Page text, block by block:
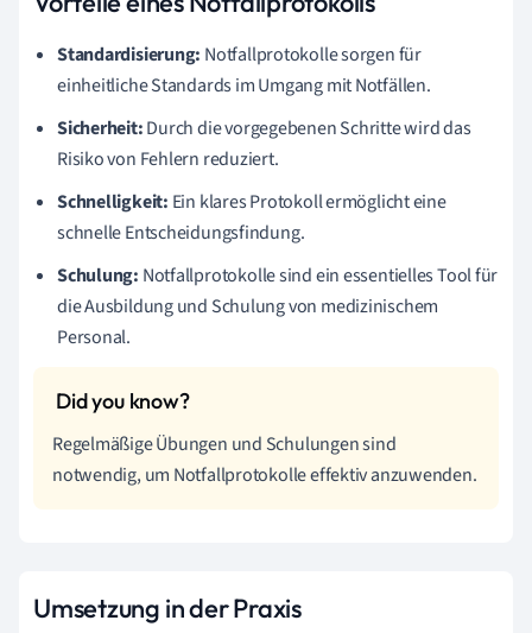
Standardisierung: Notfallprotokolle sorgen für
einheitliche Standards im Umgang mit Notfällen.
Sicherheit:Durch die vorgegebenen Schritte wird das
Risiko von Fehlern reduziert.
Schnelligkeit: Ein klares Protokoll ermöglicht eine
schnelle Entscheidungsfindung.
Schulung: Notfallprotokolle sind ein essentielles Tool für
die Ausbildung und Schulung von medizinischem
Personal.
Regelmäßige Übungen und Schulungen sind
notwendig, um Notfallprotokolle effektiv anzuwenden.
Umsetzung in der Praxis